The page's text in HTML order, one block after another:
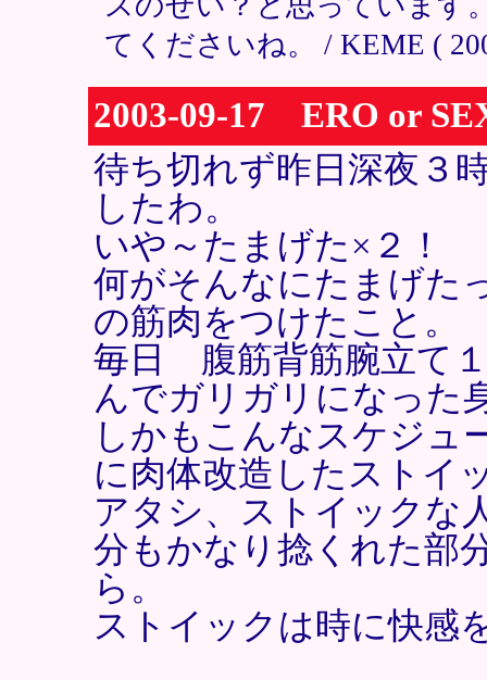
てくださいね。 / KEME (
2003-09-17 ERO or
待ち切れず昨日深夜３
したわ。
いや～たまげた×２！
何がそんなにたまげ
の筋肉をつけたこと。
毎日 腹筋背筋腕立て
んでガリガリになった
しかもこんなスケジ
に肉体改造したストイ
アタシ、ストイックな
分もかなり捻くれた部
ら。
ストイックは時に快感